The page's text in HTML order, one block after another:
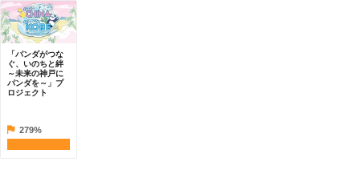
「パンダがつな
ぐ、いのちと絆
～未来の神戸に
パンダを～」プ
ロジェクト
279%